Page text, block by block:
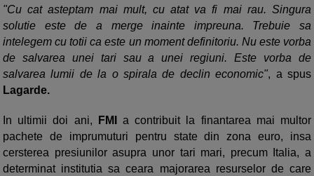
"Cu cat asteptam mai mult, cu atat va fi mai rau. Singura
solutie este de a merge inainte impreuna. Trebuie sa
intelegem cu totii ca este un moment definitoriu. Nu este vorba
de salvarea unei tari sau a unei regiuni. Este vorba de
salvarea lumii de la o spirala de declin economic", a spus
Lagarde.
In ultimii doi ani, FMI
a contribuit la finantarea mai multor
pachete de imprumuturi pentru state din zona euro, insa
cersterea presiunilor asupra unor tari mari, precum Italia, a
determinat institutia sa ceara majorarea resurselor de care